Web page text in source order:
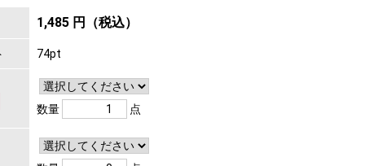
1,485 円（税込）
74pt
数量 点